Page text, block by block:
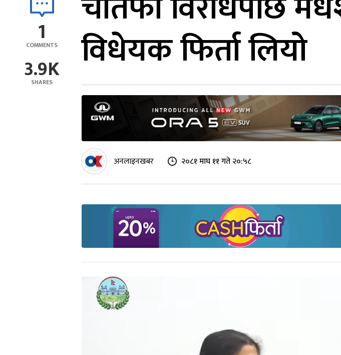
1
COMMENTS
3.9K
SHARES
विधेयक फिर्ता लियो
अनलाइनखबर २०८१ माघ ११ गते २०:५८